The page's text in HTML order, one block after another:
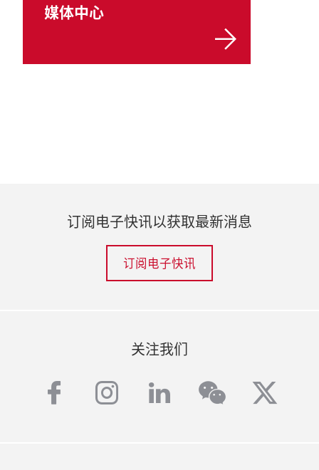
媒体中心
订阅电子快讯以获取最新消息
订阅电子快讯
关注我们
facebook
instagram
linkedinwechat